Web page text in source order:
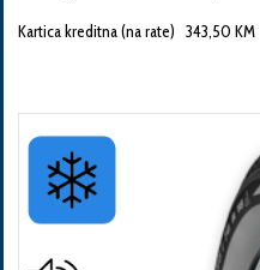
Kartica kreditna (na rate) 343,50 KM